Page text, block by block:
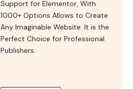
Support for Elementor, With
1000+ Options Allows to Create
Any Imaginable Website. It is the
Perfect Choice for Professional
Publishers.